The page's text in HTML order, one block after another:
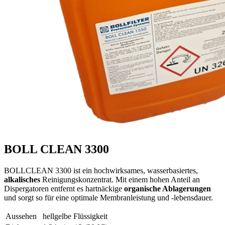
BOLL CLEAN 3300
BOLLCLEAN 3300 ist ein hochwirksames, wasserbasiertes,
alkalisches Reinigungskonzentrat. Mit einem hohen Anteil an
Dispergatoren entfernt es hartnäckige organische Ablagerungen
und sorgt so für eine optimale Membranleistung und -lebensdauer.
Aussehen
hellgelbe Flüssigkeit